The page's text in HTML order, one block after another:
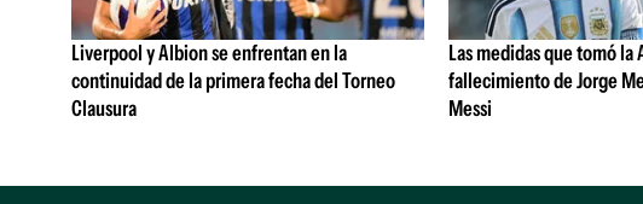
Liverpool y Albion se enfrentan en la
continuidad de la primera fecha del Torneo
Clausura
Las medidas que tomó la
fallecimiento de Jorge
Messi